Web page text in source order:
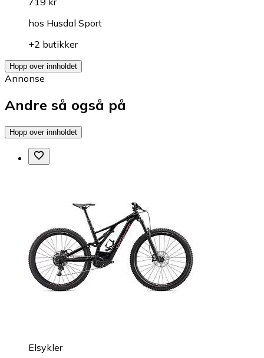
hos Husdal Sport
+2 butikker
Hopp over innholdet
Annonse
Andre så også på
Hopp over innholdet
Elsykler